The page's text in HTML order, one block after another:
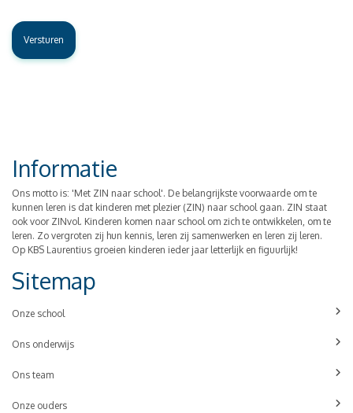
Informatie
Ons motto is: 'Met ZIN naar school'. De belangrijkste voorwaarde om te
kunnen leren is dat kinderen met plezier (ZIN) naar school gaan. ZIN staat
ook voor ZINvol. Kinderen komen naar school om zich te ontwikkelen, om te
leren. Zo vergroten zij hun kennis, leren zij samenwerken en leren zij leren.
Op KBS Laurentius groeien kinderen ieder jaar letterlijk en figuurlijk!
Sitemap
Onze school
Ons onderwijs
Ons team
Onze ouders